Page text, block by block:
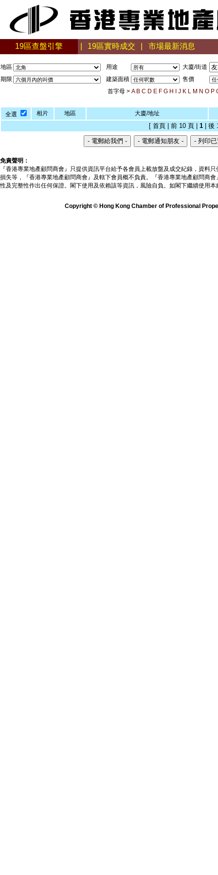
19區查盤引擎 19區實時成交 市場最新消息
地區 用途
大廈/街道
期限
建築面積
售價
首字母 > A B C D E F G H J K L M N O P
全選 相片 地區 大廈/地址
[ 首頁 | 前 10 頁 |1 | 後
免責聲明：
『香港專業地產顧問商會』只提供資訊平台給予各會員上載放盤及成交紀錄，資料
損失等，『香港專業地產顧問商會』及轄下會員概不負責。『香港專業地產顧問商
性及完整性作出任何保證。閣下使用及依賴該等資訊，風險自負。如閣下繼續使用
Copyright © Hong Kong Chamber of Professional